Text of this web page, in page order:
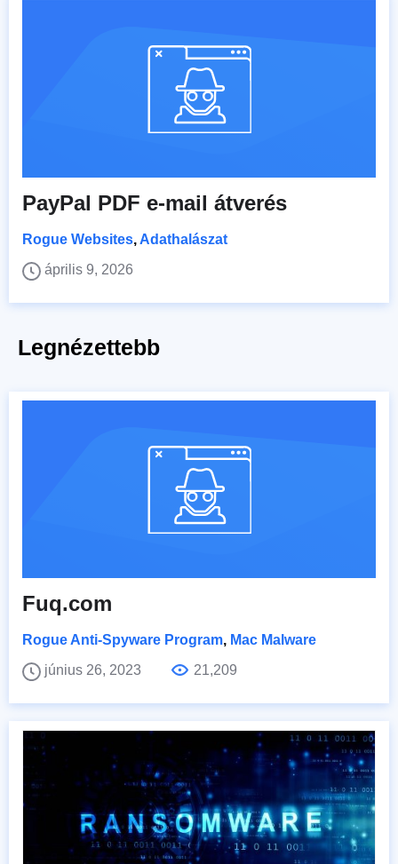
PayPal PDF e-mail átverés
Rogue Websites, Adathalászat
április 9, 2026
Legnézettebb
Fuq.com
Rogue Anti-Spyware Program, Mac Malware
június 26, 2023
21,209